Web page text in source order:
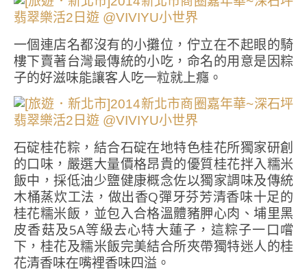
一個連店名都沒有的小攤位，佇立在不起眼的騎
樓下賣著台灣最傳統的小吃，命名的用意是因粽
子的好滋味能讓客人吃一粒就上癮。
石碇桂花粽，結合石碇在地特色桂花所獨家研創
的口味，嚴選大量價格昂貴的優質桂花拌入糯米
飯中，採低油少鹽健康概念佐以獨家調味及傳統
木桶蒸炊工法，做出香Q彈牙芬芳清香味十足的
桂花糯米飯，並包入合格溫體豬胛心肉、埔里黑
皮香菇及5A等級去心特大蓮子，這粽子一口嚐
下，桂花及糯米飯完美結合所夾帶獨特迷人的桂
花清香味在嘴裡香味四溢。